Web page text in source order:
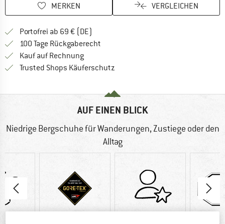
MERKEN VERGLEICHEN
Portofrei ab 69 € (DE)
100 Tage Rückgaberecht
Kauf auf RechnungFinde die Zahlungs-Infos hier! Öffnet
Trusted Shops Käuferschutz
AUF EINEN BLICK
Niedrige Bergschuhe für Wanderungen, Zustiege oder den
Alltag